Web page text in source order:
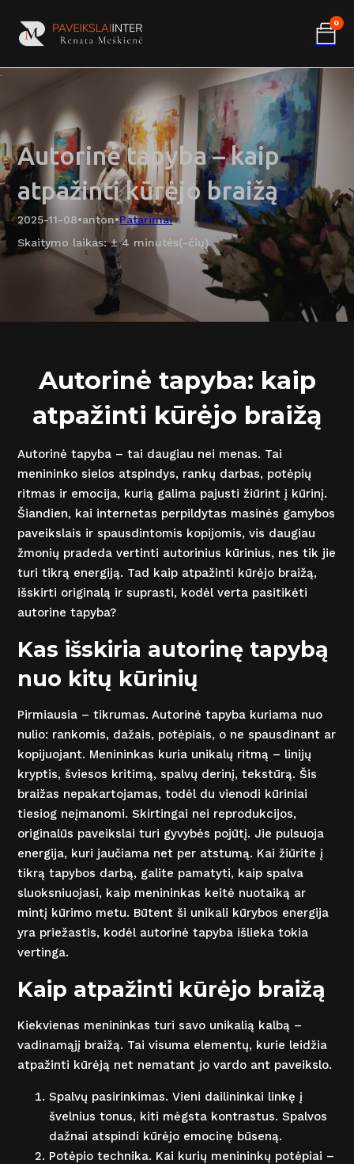
0
Autorinė tapyba – kaip
atpažinti kūrėjo braižą
2025-11-08•anton•Patarimai
Skaitymo laikas: ± 4 minutės(-čių)
Autorinė tapyba: kaip
atpažinti kūrėjo braižą
Autorinė tapyba – tai daugiau nei menas. Tai
menininko sielos atspindys, rankų darbas, potėpių
ritmas ir emocija, kurią galima pajusti žiūrint į kūrinį.
Šiandien, kai internetas perpildytas masinės gamybos
paveikslais ir spausdintomis kopijomis, vis daugiau
žmonių pradeda vertinti autorinius kūrinius, nes tik jie
turi tikrą energiją. Tad kaip atpažinti kūrėjo braižą,
išskirti originalą ir suprasti, kodėl verta pasitikėti
autorine tapyba?
Kas išskiria autorinę tapybą
nuo kitų kūrinių
Pirmiausia – tikrumas. Autorinė tapyba kuriama nuo
nulio: rankomis, dažais, potėpiais, o ne spausdinant ar
kopijuojant. Menininkas kuria unikalų ritmą – linijų
kryptis, šviesos kritimą, spalvų derinį, tekstūrą. Šis
braižas nepakartojamas, todėl du vienodi kūriniai
tiesiog neįmanomi. Skirtingai nei reprodukcijos,
originalūs paveikslai turi gyvybės pojūtį. Jie pulsuoja
energija, kuri jaučiama net per atstumą. Kai žiūrite į
tikrą tapybos darbą, galite pamatyti, kaip spalva
sluoksniuojasi, kaip menininkas keitė nuotaiką ar
mintį kūrimo metu. Būtent ši unikali kūrybos energija
yra priežastis, kodėl autorinė tapyba išlieka tokia
vertinga.
Kaip atpažinti kūrėjo braižą
Kiekvienas menininkas turi savo unikalią kalbą –
vadinamąjį braižą. Tai visuma elementų, kurie leidžia
atpažinti kūrėją net nematant jo vardo ant paveikslo.
Spalvų pasirinkimas. Vieni dailininkai linkę į
švelnius tonus, kiti mėgsta kontrastus. Spalvos
dažnai atspindi kūrėjo emocinę būseną.
Potėpio technika. Kai kurių menininkų potėpiai –